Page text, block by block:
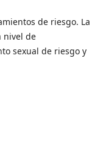
de riesgo. La
nivel de
sexual de riesgo y